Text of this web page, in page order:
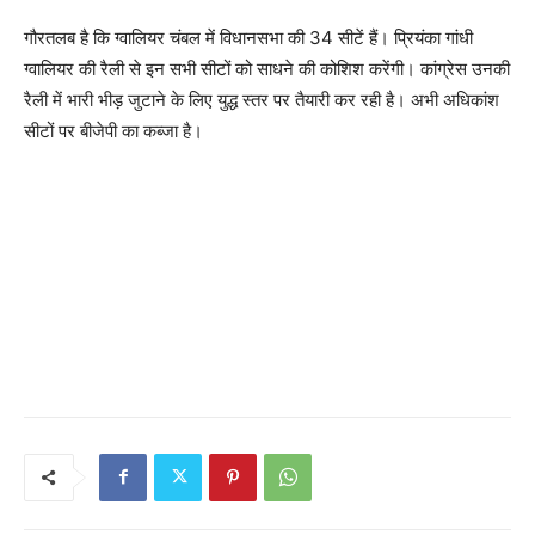
गौरतलब है कि ग्वालियर चंबल में विधानसभा की 34 सीटें हैं। प्रियंका गांधी
ग्वालियर की रैली से इन सभी सीटों को साधने की कोशिश करेंगी। कांग्रेस उनकी
रैली में भारी भीड़ जुटाने के लिए युद्ध स्तर पर तैयारी कर रही है। अभी अधिकांश
सीटों पर बीजेपी का कब्जा है।